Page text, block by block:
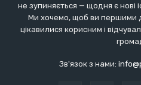
не зупиняється — щодня є нові
Ми хочемо, щоб ви першими
цікавилися корисним і
Зв'язок з нами: